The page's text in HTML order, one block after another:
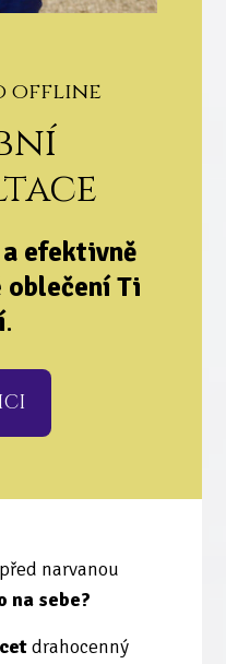
offline
efektivně
oblečení Ti
.
narvanou
na sebe?
drahocenný